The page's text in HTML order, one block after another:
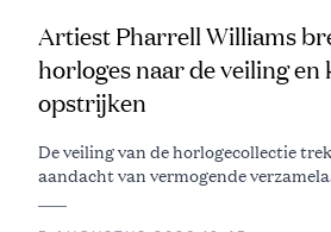
Artiest Pharrell Williams
horloges naar de veiling en
opstrijken
De veiling van de horlogecollectie
aandacht van vermogende